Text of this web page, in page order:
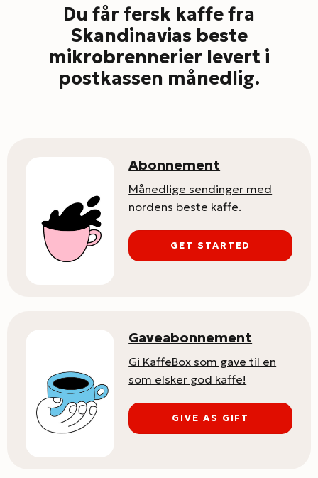
Du får fersk kaffe fra
Skandinavias beste
mikrobrennerier levert i
postkassen månedlig.
Abonnement
Månedlige sendinger med
nordens beste kaffe.
GET STARTED
Gaveabonnement
Gi KaffeBox som gave til en
som elsker god kaffe!
GIVE AS GIFT